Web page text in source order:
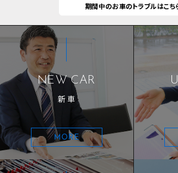
期間中のお車のトラブルはこち
NEW CAR
新車
MORE